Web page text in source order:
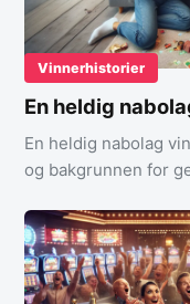
Vinnerhistorier
En heldig
En heldig nabolag
og bakgrunnen for